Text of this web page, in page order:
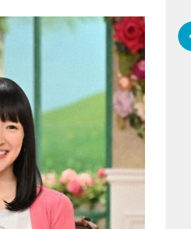
『アイ＝ラブ！げーみんぐ』＝LOV
E齋藤樹愛羅＆佐々木舞香SPインタ
ビュー